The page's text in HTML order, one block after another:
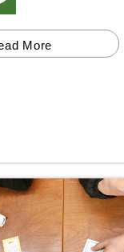
More